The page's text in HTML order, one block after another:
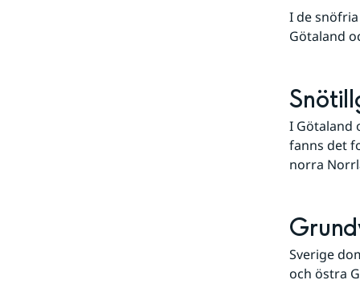
I de
Götaland
I Götaland
fanns det
norra
Sverige
och östra